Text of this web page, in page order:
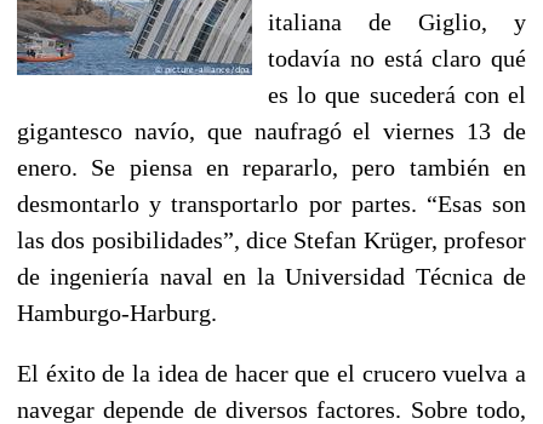
italiana de Giglio, y
todavía no está claro qué
es lo que sucederá con el
gigantesco navío, que naufragó el viernes 13 de
enero. Se piensa en repararlo, pero también en
desmontarlo y transportarlo por partes. “Esas son
las dos posibilidades”, dice Stefan Krüger, profesor
de ingeniería naval en la Universidad Técnica de
Hamburgo-Harburg.
El éxito de la idea de hacer que el crucero vuelva a
navegar depende de diversos factores. Sobre todo,